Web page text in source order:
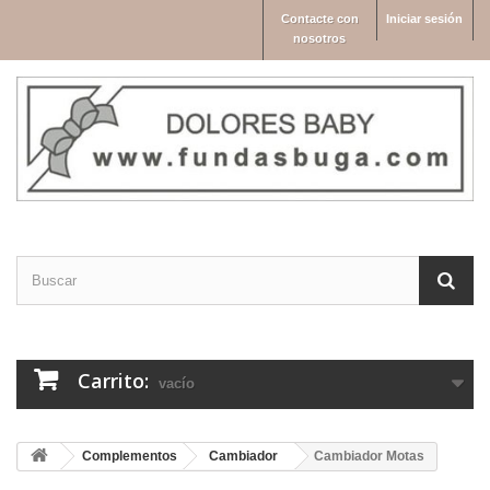
Iniciar sesión
Contacte con
nosotros
Carrito: vacío
Complementos Cambiador Cambiador Motas